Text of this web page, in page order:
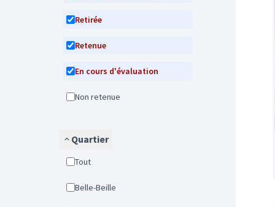
Retirée
Retenue
En cours d'évaluation
Non retenue
Quartier
Tout
Belle-Beille